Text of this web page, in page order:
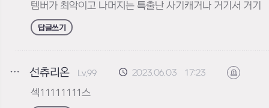
템버가 최악이고 나머지는 특출난 사기캐거나 거기서 거기
답글쓰기
선츄리온 Lv.99 2023.06.03 17:23 신고하기
섹11111111스